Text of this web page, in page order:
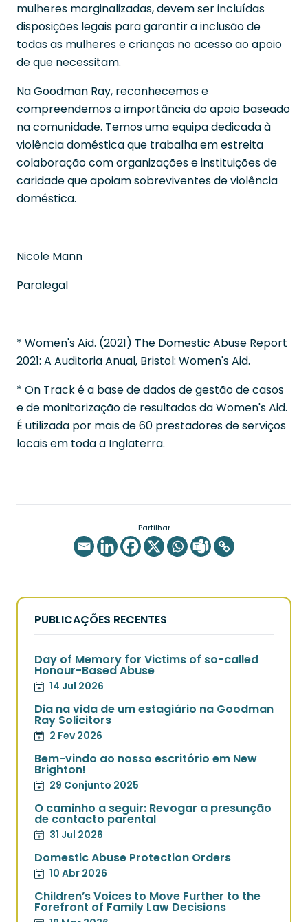
mulheres marginalizadas, devem ser incluídas
disposições legais para garantir a inclusão de
todas as mulheres e crianças no acesso ao apoio
de que necessitam.
Na Goodman Ray, reconhecemos e
compreendemos a importância do apoio baseado
na comunidade. Temos uma equipa dedicada à
violência doméstica que trabalha em estreita
colaboração com organizações e instituições de
caridade que apoiam sobreviventes de violência
doméstica.
Nicole Mann
Paralegal
* Women's Aid. (2021) The Domestic Abuse Report
2021: A Auditoria Anual, Bristol: Women's Aid.
* On Track é a base de dados de gestão de casos
e de monitorização de resultados da Women's Aid.
É utilizada por mais de 60 prestadores de serviços
locais em toda a Inglaterra.
Partilhar
PUBLICAÇÕES RECENTES
Day of Memory for Victims of so-called
Honour-Based Abuse
14 Jul 2026
Dia na vida de um estagiário na Goodman
Ray Solicitors
2 Fev 2026
Bem-vindo ao nosso escritório em New
Brighton!
29 Conjunto 2025
O caminho a seguir: Revogar a presunção
de contacto parental
31 Jul 2026
Domestic Abuse Protection Orders
10 Abr 2026
Children’s Voices to Move Further to the
Forefront of Family Law Decisions